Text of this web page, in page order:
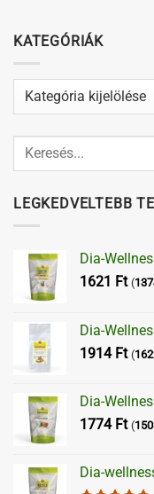
KATEGÓRIÁK
Kategóriák
LEGKEDVELTEBB
Dia-
1621 Ft (
Dia-
1914 Ft (
Dia-
1774 Ft (
Dia-